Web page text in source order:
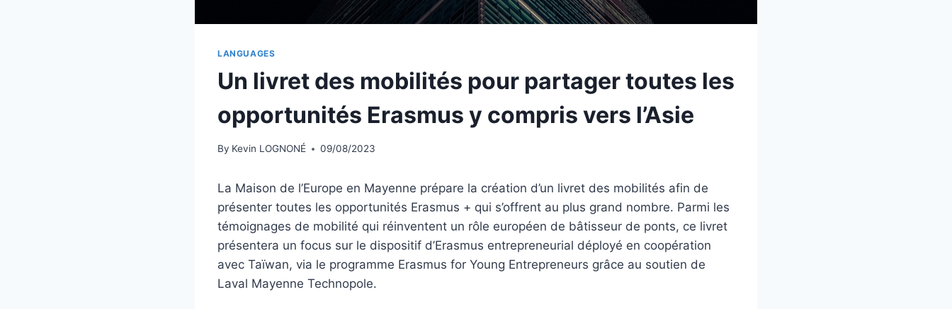
LANGUAGES
Un livret des mobilités pour partager toutes les
opportunités Erasmus y compris vers l’Asie
By Kevin LOGNONÉ 09/08/2023
La Maison de l’Europe en Mayenne prépare la création d’un livret des mobilités afin de
présenter toutes les opportunités Erasmus + qui s’offrent au plus grand nombre. Parmi les
témoignages de mobilité qui réinventent un rôle européen de bâtisseur de ponts, ce livret
présentera un focus sur le dispositif d’Erasmus entrepreneurial déployé en coopération
avec Taïwan, via le programme Erasmus for Young Entrepreneurs grâce au soutien de
Laval Mayenne Technopole.